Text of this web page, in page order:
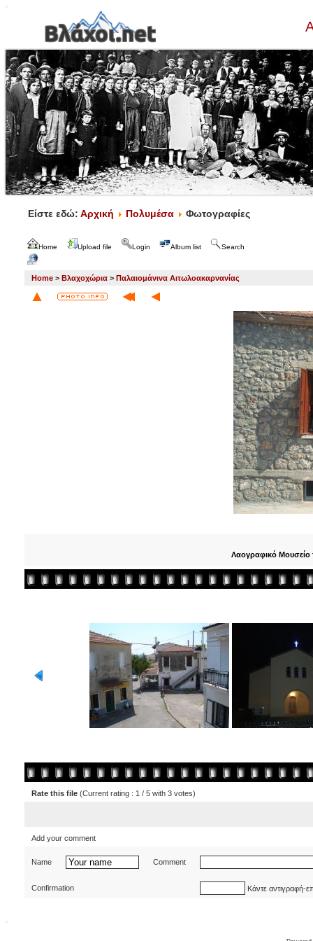
Είστε εδώ: Αρχική Πολυμέσα Φωτογραφίες
Home Upload file Login Album list Search
Home > Βλαχοχώρια > Παλαιομάνινα Αιτωλοακαρνανίας
Λαογραφικό Μουσείο
Rate this file (Current rating : 1 / 5 with 3 votes)
Add your comment
Name Comment
Confirmation Κάντε αντιγραφή-